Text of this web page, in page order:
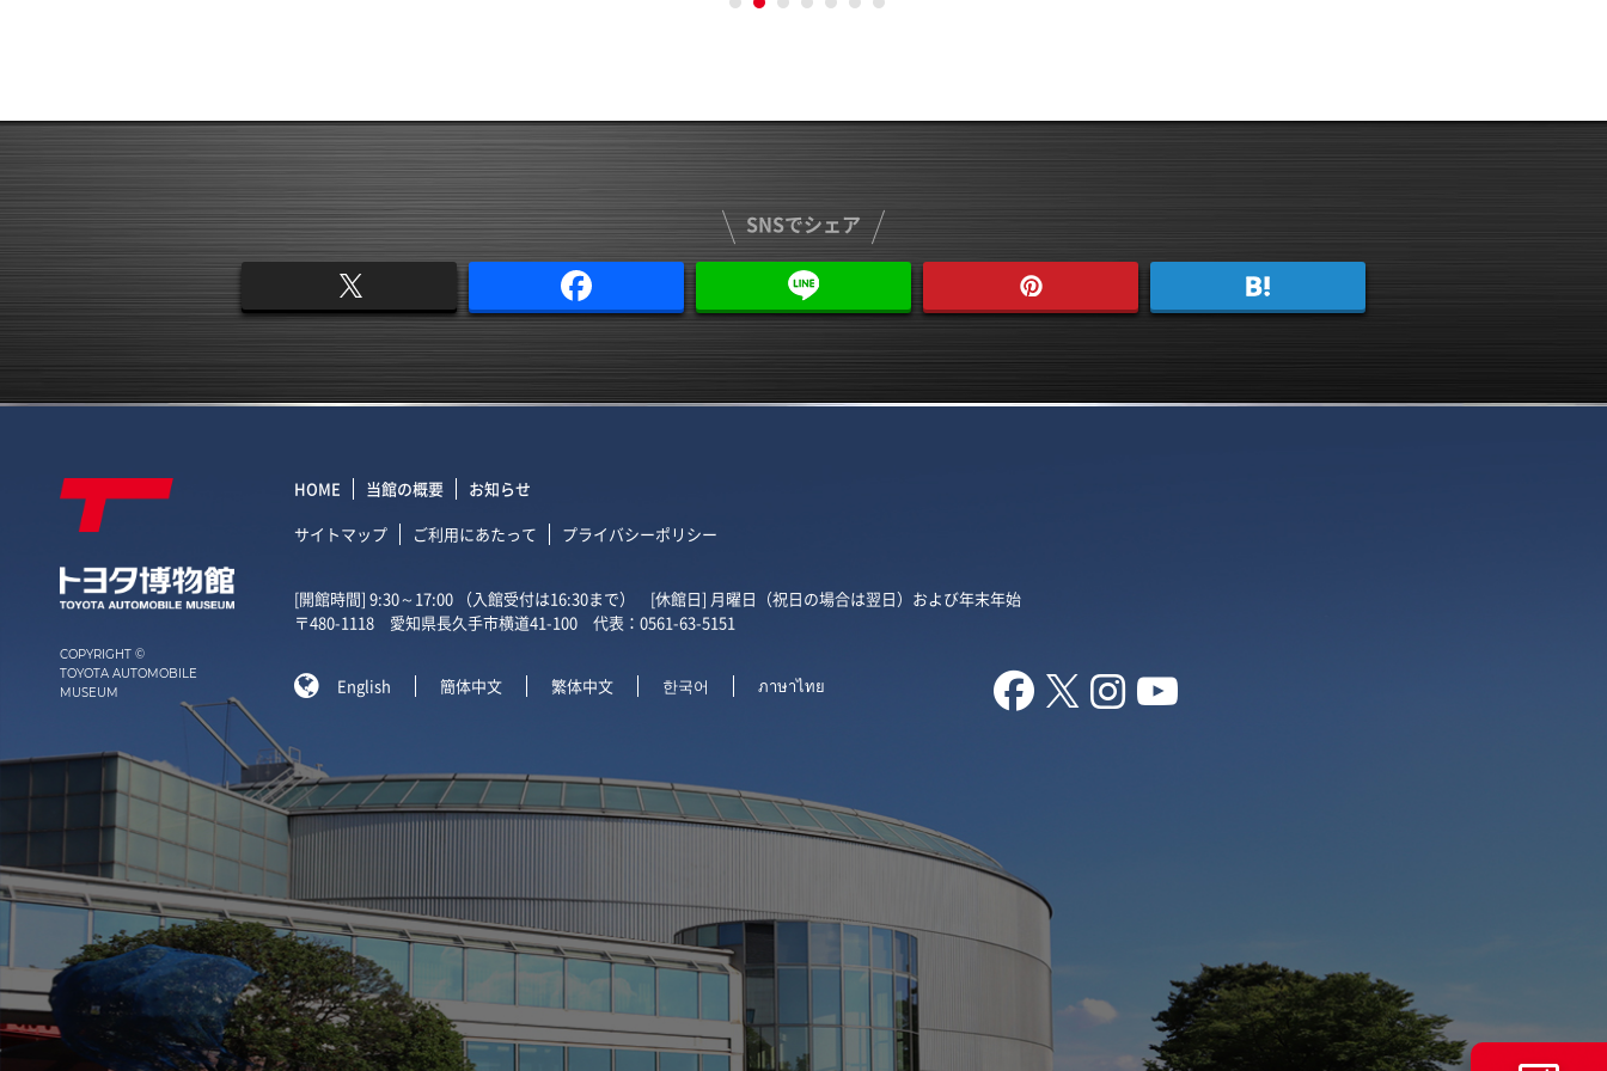
SNSでシェア
COPYRIGHT ©
TOYOTA AUTOMOBILE
MUSEUM
HOME 当館の概要
お知らせ
サイトマップ
ご利用にあたって プライバシーポリシー
[開館時間] 9:30～17:00 （入館受付は16:30まで） [休館日] 月曜日（祝日の場合は翌日）および年末年始
〒480-1118 愛知県長久手市横道41-100代表：0561-63-5151
 English 簡体中文 繁体中文 한국어 ภาษาไทย    